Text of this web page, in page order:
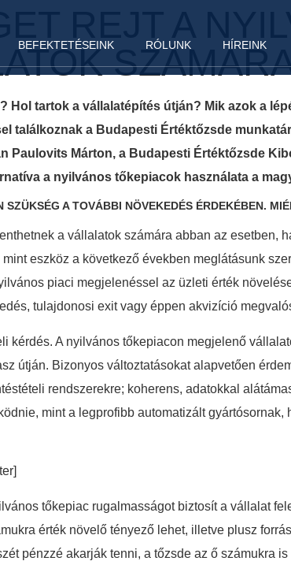
BEFEKTETÉSEINK RÓLUNK HÍREINK
REJT A
tartok a vállalatépítés útján? Mik azok a
találkoznak a Budapesti Értéktőzsde
Paulovits Márton, a Budapesti Értéktőzsde
a nyilvános tőkepiacok használata a
A TOVÁBBI NÖVEKEDÉS ÉRDEKÉBEN.
a vállalatok számára abban az esetben,
eszköz a következő években meglátásunk
piaci megjelenéssel az üzleti érték
tulajdonosi exit vagy éppen akvizíció
kérdés. A nyilvános tőkepiacon megjelenő
útján. Bizonyos változtatásokat alapvetően
rendszerekre; koherens, adatokkal
mint a legprofibb automatizált
tőkepiac rugalmasságot biztosít a vállalat
érték növelő tényező lehet, illetve plusz
pénzzé akarják tenni, a tőzsde az ő számukra